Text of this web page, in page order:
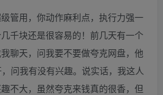
管用，你动作麻利点，执行力强一
千块还是很容易的！前几天有一个
聊天，问我要不要做夸克网盘，他
问我有没有兴趣。说实话，我这人
不大，虽然夸克来钱真的很香，但